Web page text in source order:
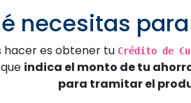
necesitas
hacer es obtener tu Crédito de
indica el monto de tu
para tramitar el